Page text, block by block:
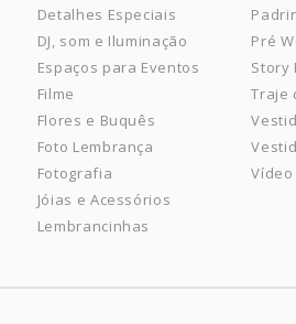
Detalhes Especiais
DJ, som e Iluminação
Espaços para Eventos
Filme
Flores e Buquês
Foto Lembrança
Fotografia
Jóias e Acessórios
Lembrancinhas
Pré
Story
Traje
Vídeo